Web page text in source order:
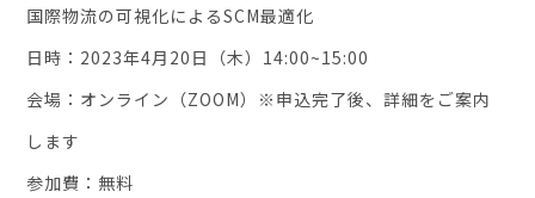
国際物流の可視化によるSCM最適化
日時：2023年4月20日（木）14:00~15:00
会場：オンライン（ZOOM）※申込完了後、詳細をご案内
します
参加費：無料